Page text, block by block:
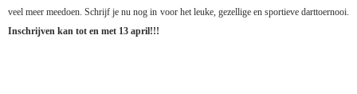
veel meer meedoen. Schrijf je nu nog in voor het leuke, gezellige en sportieve darttoernooi.
Inschrijven kan tot en met 13 april!!!